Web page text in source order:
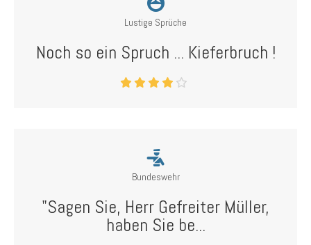
Lustige Sprüche
Noch so ein Spruch ... Kieferbruch !
Bundeswehr
"Sagen Sie, Herr Gefreiter Müller,
haben Sie be...